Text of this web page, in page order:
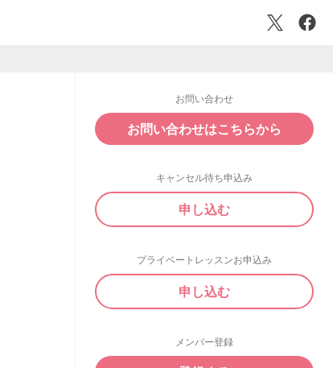
お問い合わせ
お問い合わせはこちらから
キャンセル待ち申込み
申し込む
プライベートレッスンお申込み
申し込む
メンバー登録